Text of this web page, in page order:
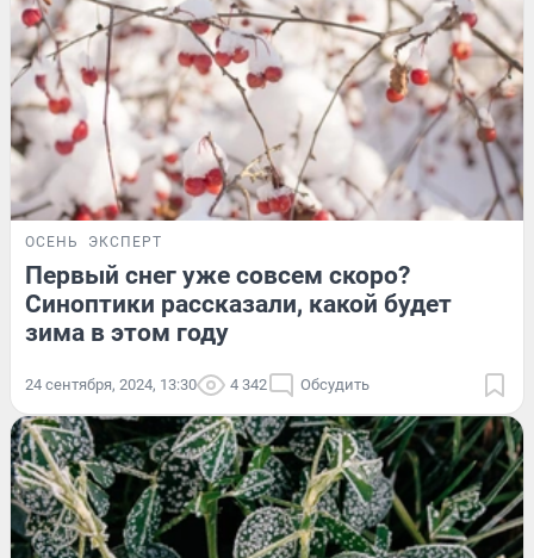
ОСЕНЬ ЭКСПЕРТ
Первый снег уже совсем скоро?
Синоптики рассказали, какой будет
зима в этом году
24 сентября, 2024, 13:30 4 342 Обсудить